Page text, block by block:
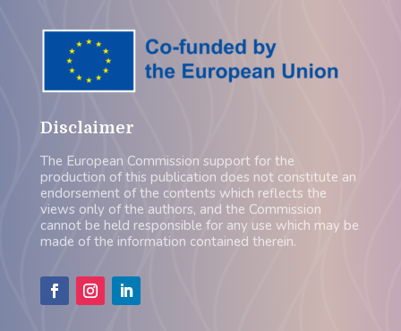
Disclaimer
The European Commission support for the
production of this publication does not constitute an
endorsement of the contents which reflects the
views only of the authors, and the Commission
cannot be held responsible for any use which may be
made of the information contained therein.